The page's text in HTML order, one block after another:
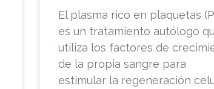
El plasma rico en plaquetas
es un tratamiento autólogo
utiliza los factores de
de la propia sangre para
estimular la regeneración